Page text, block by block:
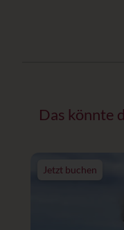
Das könnte
Jetzt buchen